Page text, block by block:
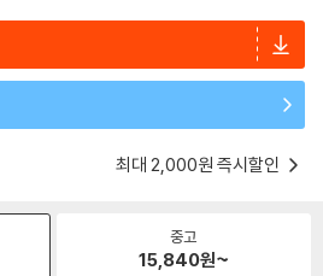
최대 2,000원 즉시할인
중고
15,840원~